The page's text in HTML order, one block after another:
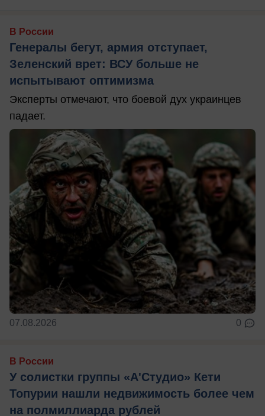
В России
Генералы бегут, армия отступает,
Зеленский врет: ВСУ больше не
испытывают оптимизма
Эксперты отмечают, что боевой дух украинцев
падает.
07.08.2026 0
В России
У солистки группы «А'Студио» Кети
Топурии нашли недвижимость более чем
на полмиллиарда рублей